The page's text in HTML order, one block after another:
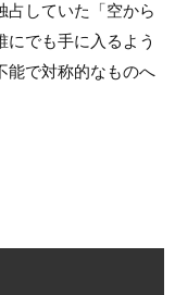
占していた「空から
でも手に入るよう
能で対称的なものへ